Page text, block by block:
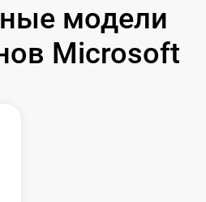
модели
Microsoft